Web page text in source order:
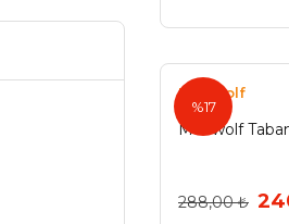
%17
Madwolf
Madwolf
288,00 ₺